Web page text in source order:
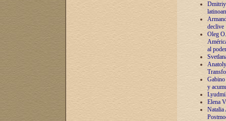
Dmitriy
declive
Oleg
al poder
y
Elena
Natalia